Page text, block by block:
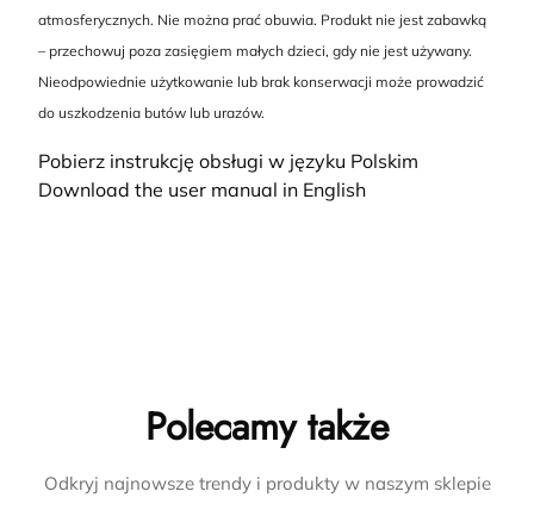
atmosferycznych. Nie można prać obuwia. Produkt nie jest zabawką
– przechowuj poza zasięgiem małych dzieci, gdy nie jest używany.
Nieodpowiednie użytkowanie lub brak konserwacji może prowadzić
do uszkodzenia butów lub urazów.
Pobierz instrukcję obsługi w języku Polskim
Download the user manual in English
Polecamy także
Odkryj najnowsze trendy i produkty w naszym sklepie